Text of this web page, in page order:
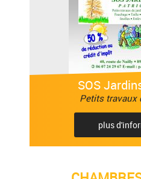
SOS
Petits travaux
plus